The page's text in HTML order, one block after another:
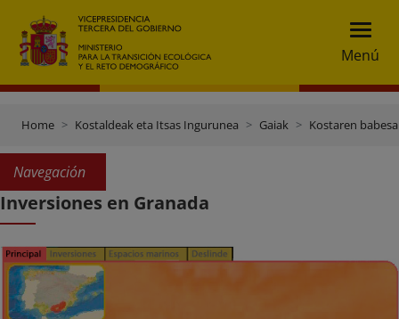
Menú
Home Kostaldeak eta Itsas Ingurunea Gaiak Kostaren babesa
Navegación
Inversiones en Granada